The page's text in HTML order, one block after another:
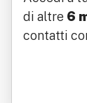
di altre 6
contatti